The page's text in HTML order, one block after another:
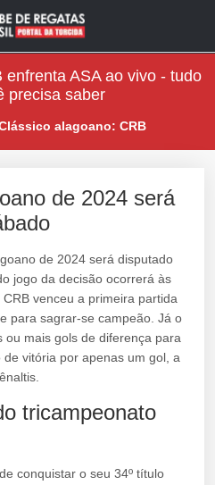
ASA ao vivo - tudo
precisa saber
alagoano: CRB
de 2024 será
de 2024 será disputado
jogo da decisão ocorrerá às
venceu a primeira partida
para sagrar-se campeão. Já o
ou mais gols de diferença para
vitória por apenas um gol, a
tricampeonato
conquistar o seu 34º título